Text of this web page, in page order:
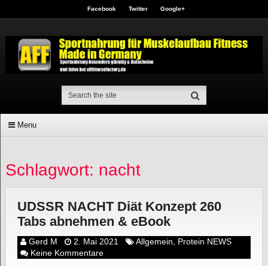
Facebook Twitter Google+
Menu
Schlagwort: nacht
UDSSR NACHT Diät Konzept 260
Tabs abnehmen & eBook
Gerd M 2. Mai 2021 Allgemein, Protein NEWS
Keine Kommentare